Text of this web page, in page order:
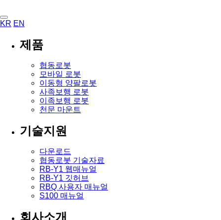
KR EN
제품
협동로봇
모바일 로봇
이동형 양팔로봇
사족보행 로봇
이족보행 로봇
천문 마운트
기술지원
다운로드
협동로봇 기술자료
RB-Y1 웹매뉴얼
RB-Y1 깃허브
RBQ 사용자 매뉴얼
S100 매뉴얼
회사소개